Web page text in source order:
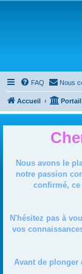
FAQ Nous
Accueil Portail
Nous avons le
notre passion
confirmé,
N'hésitez pas à
vos
Avant de